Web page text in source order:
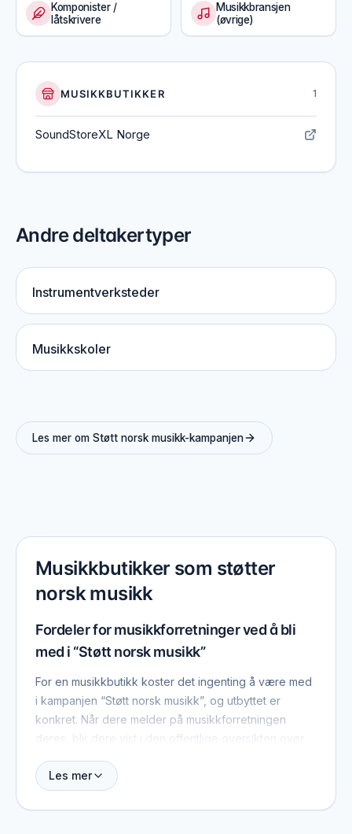
Komponister /
låtskrivere
Musikkbransjen
(øvrige)
MUSIKKBUTIKKER 1
SoundStoreXL Norge
Andre deltakertyper
Instrumentverksteder
Musikkskoler
Les mer om Støtt norsk musikk-kampanjen
Musikkbutikker som støtter
norsk musikk
Fordeler for musikkforretninger ved å bli
med i “Støtt norsk musikk”
For en musikkbutikk koster det ingenting å være med
i kampanjen “Støtt norsk musikk”, og utbyttet er
konkret. Når dere melder på musikkforretningen
deres, blir dere vist i den offentlige oversikten over
får en badge dere kan sette på deres egen nettside.
Badgen forteller kundene at dere ikke bare selger
musikkinstrumenter, men også tar medansvar for
Les mer